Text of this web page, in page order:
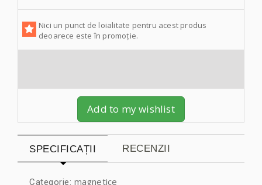
Nici un punct de loialitate pentru acest produs
deoarece este în promoție.
Add to my wishlist
SPECIFICAȚII RECENZII
Categorie: magnetice